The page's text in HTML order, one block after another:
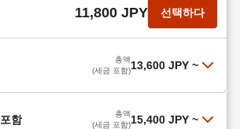
11,800 JPY 선택하다
총액
(세금 포함)13,600 JPY ~
나満喫！（CHIKETTはホホtelded購入
朝食付）温泉！【駐車場無料&JR徒歩3
함
총액
(세금 포함)15,400 JPY ~